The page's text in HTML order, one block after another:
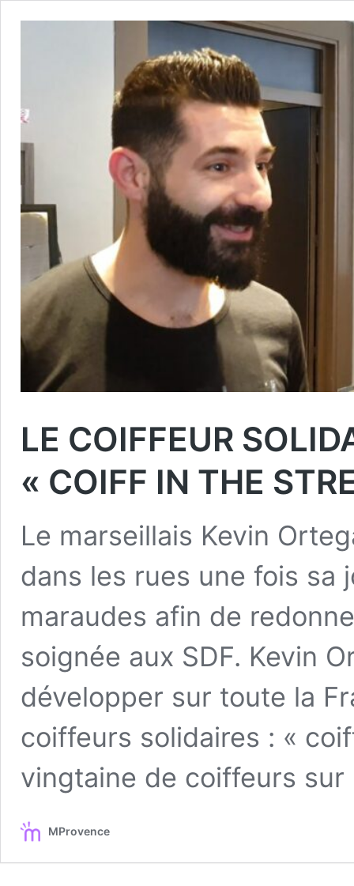
LE COIFFEUR
« COIFF IN THE
Le marseillais Kevin
dans les rues une fois sa
maraudes afin de
soignée aux SDF. Kevin
développer sur toute la
coiffeurs solidaires : «
vingtaine de coiffeurs
MProvence